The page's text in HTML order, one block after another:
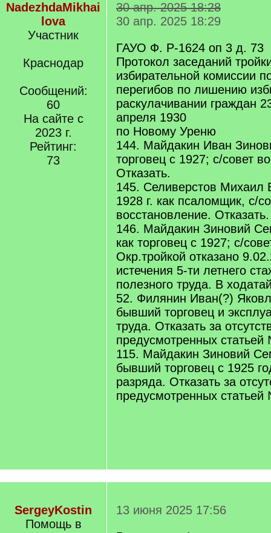
NadezhdaMikhai
lova
Участник
Краснодар
Сообщений:
60
На сайте с
2023 г.
Рейтинг:
73
30 апр. 2025 18:28
30 апр. 2025 18:29
ГАУО Ф. P-1624 оп 3 д. 73
Протокол заседаний
избирательной комиссии
перегибов по лишению
раскулачивании граждан
апреля 1930
по Новому Уреню
144. Майдакин Иван
торговец с 1927; c/совет
Отказать.
145. Селиверстов Михаил
1928 г. как псаломщик, c/
восстановление. Отказать.
146. Майдакин Зиновий
как торговец с 1927; c/
Окр.тройкой отказано
истечения 5-ти летнего
полезного труда. В
52. Филянин Иван(?)
бывший торговец и
труда. Отказать за
предусмотренных
115. Майдакин Зиновий
бывший торговец с 1925
разряда. Отказать за
предусмотренных
SergeyKostin
Помощь в
13 июня 2025 17:56